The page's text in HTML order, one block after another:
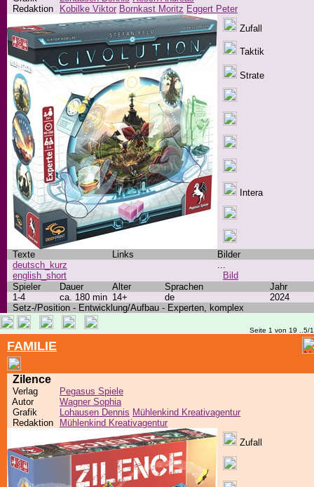
Redaktion
Kobilke Viktor Bornkast Moritz Eggert Peter
Zufall
Taktik
Strate
Intera
Texte Links
Bilder
deutsch_kurz
english_short
...
Bild
Spieler
Dauer Alter Sprachen
Jahr
1-4
ca. 180 min 14+ de
2024
Setz-/Position - Entwicklung/Aufbau - Experten, komplex
Seite 1 von 19 ..5/
FAMILIE
Zilence
Verlag
Pegasus Spiele
Autor
Wagner Sophia
Grafik
Lohausen Dennis Mühlenkind Kreativagentur
Redaktion
Mühlenkind Kreativagentur
Zufall